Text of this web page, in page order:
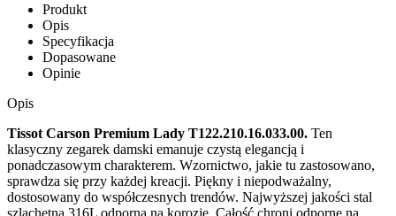
Produkt
Opis
Specyfikacja
Dopasowane
Opinie
Opis
Tissot Carson Premium Lady T122.210.16.033.00. Ten
klasyczny zegarek damski emanuje czystą elegancją i
ponadczasowym charakterem. Wzornictwo, jakie tu zastosowano,
sprawdza się przy każdej kreacji. Piękny i niepodważalny,
dostosowany do współczesnych trendów. Najwyższej jakości stal
szlachetna 316L odporna na korozję. Całość chroni odporne na